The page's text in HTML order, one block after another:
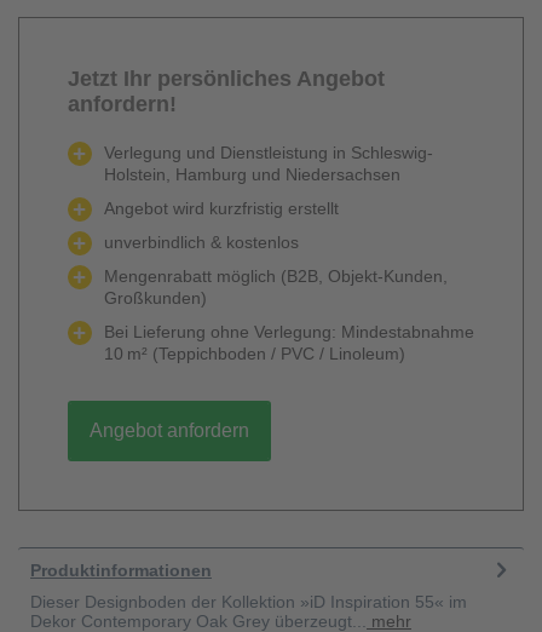
Jetzt Ihr persönliches Angebot
anfordern!
Verlegung und Dienstleistung in Schleswig-
Holstein, Hamburg und Niedersachsen
Angebot wird kurzfristig erstellt
unverbindlich & kostenlos
Mengenrabatt möglich (B2B, Objekt-Kunden,
Großkunden)
Bei Lieferung ohne Verlegung: Mindestabnahme
10 m² (Teppichboden / PVC / Linoleum)
Angebot anfordern
Produktinformationen
Dieser Designboden der Kollektion »iD Inspiration 55« im
Dekor Contemporary Oak Grey überzeugt...
mehr